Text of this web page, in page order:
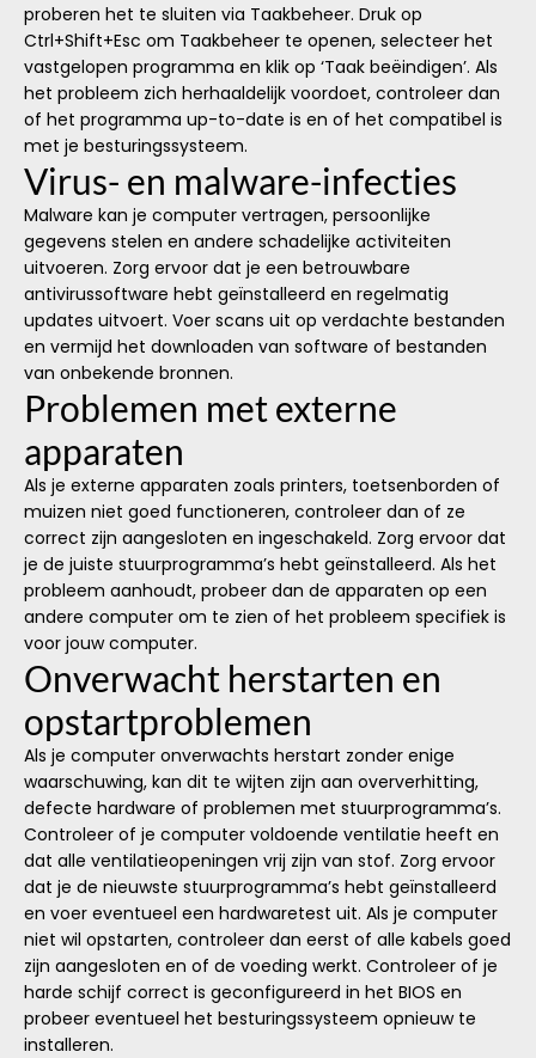
proberen het te sluiten via Taakbeheer. Druk op
Ctrl+Shift+Esc om Taakbeheer te openen, selecteer het
vastgelopen programma en klik op ‘Taak beëindigen’. Als
het probleem zich herhaaldelijk voordoet, controleer dan
of het programma up-to-date is en of het compatibel is
met je besturingssysteem.
Virus- en malware-infecties
Malware kan je computer vertragen, persoonlijke
gegevens stelen en andere schadelijke activiteiten
uitvoeren. Zorg ervoor dat je een betrouwbare
antivirussoftware hebt geïnstalleerd en regelmatig
updates uitvoert. Voer scans uit op verdachte bestanden
en vermijd het downloaden van software of bestanden
van onbekende bronnen.
Problemen met externe
apparaten
Als je externe apparaten zoals printers, toetsenborden of
muizen niet goed functioneren, controleer dan of ze
correct zijn aangesloten en ingeschakeld. Zorg ervoor dat
je de juiste stuurprogramma’s hebt geïnstalleerd. Als het
probleem aanhoudt, probeer dan de apparaten op een
andere computer om te zien of het probleem specifiek is
voor jouw computer.
Onverwacht herstarten en
opstartproblemen
Als je computer onverwachts herstart zonder enige
waarschuwing, kan dit te wijten zijn aan oververhitting,
defecte hardware of problemen met stuurprogramma’s.
Controleer of je computer voldoende ventilatie heeft en
dat alle ventilatieopeningen vrij zijn van stof. Zorg ervoor
dat je de nieuwste stuurprogramma’s hebt geïnstalleerd
en voer eventueel een hardwaretest uit. Als je computer
niet wil opstarten, controleer dan eerst of alle kabels goed
zijn aangesloten en of de voeding werkt. Controleer of je
harde schijf correct is geconfigureerd in het BIOS en
probeer eventueel het besturingssysteem opnieuw te
installeren.